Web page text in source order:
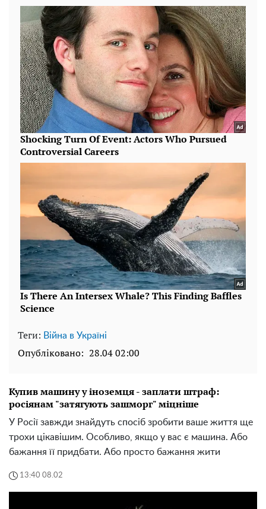
Теги: Війна в Україні
Опубліковано: 28.04 02:00
Купив машину у іноземця - заплати штраф:
росіянам "затягують зашморг" міцніше
У Росії завжди знайдуть спосіб зробити ваше життя ще
трохи цікавішим. Особливо, якщо у вас є машина. Або
бажання її придбати. Або просто бажання жити
13:40 08.02